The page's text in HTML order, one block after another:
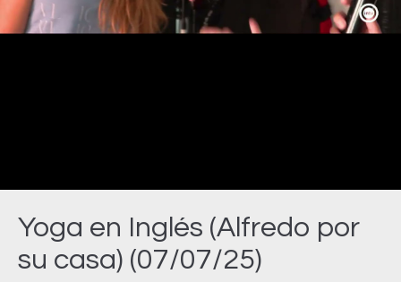
Yoga en Inglés (Alfredo por
su casa) (07/07/25)
Video